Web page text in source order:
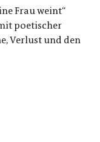
Frau weint“
poetischer
Verlust und den